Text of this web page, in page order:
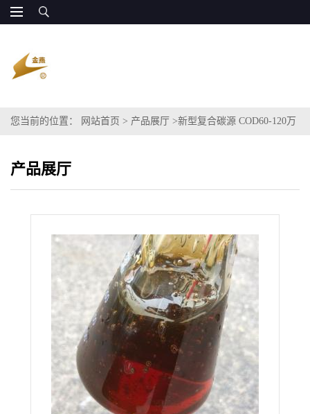
您当前的位置： 网站首页 > 产品展厅 >新型复合碳源 COD60-120万
产品展厅